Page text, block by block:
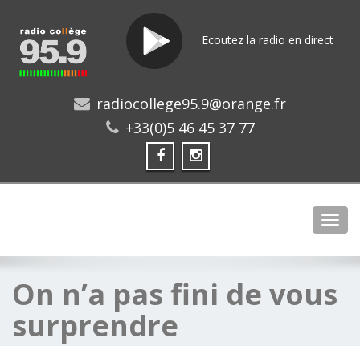
Ecoutez la radio en direct
radiocollege95.9@orange.fr
+33(0)5 46 45 37 77
On n’a pas fini de vous
surprendre